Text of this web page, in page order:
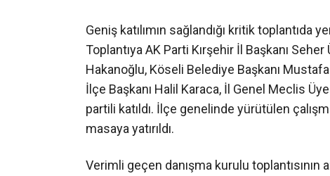
Geniş katılımın sağlandığı kritik
Toplantıya AK Parti Kırşehir İl Başkanı
Hakanoğlu, Köseli Belediye Başkanı
İlçe Başkanı Halil Karaca, İl Genel Meclis
partili katıldı. İlçe genelinde yürütülen
masaya yatırıldı.
Verimli geçen danışma kurulu